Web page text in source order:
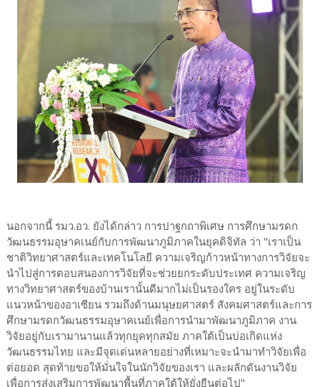
นอกจากนี้ รมว.อว. ยังได้กล่าว การปาฐกถาพิเศษ การศึกษามรดก
วัฒนธรรมอุษาคเนย์กับการพัฒนาภูมิภาคในยุคดิจิทัล ว่า "เราเป็น
ชาติวิทยาศาสตร์และเทคโนโลยี ความเจริญก้าวหน้าทางการวิจัยจะ
นำไปสู่การตอบสนองการวิจัยที่จะช่วยยกระดับประเทศ ความเจริญ
ทางวิทยาศาสตร์ของบ้านเรานั้นดีมากไม่เป็นรองใคร อยู่ในระดับ
แนวหน้าของอาเซียน รวมถึงด้านมนุษยศาสตร์ สังคมศาสตร์และการ
ศึกษามรดกวัฒนธรรมอุษาคเนย์เพื่อการนำมาพัฒนาภูมิภาค งาน
วิจัยอยู่กับเรามานานแล้วทุกยุคทุกสมัย ภาคใต้เป็นบ่อเกิดแห่ง
วัฒนธรรมไทย และมีจุดเด่นหลายอย่างที่เหมาะจะนำมาทำวิจัยเพื่อ
ต่อยอด สุดท้ายขอให้มั่นใจในนักวิจัยของเรา และผลักดันงานวิจัย
เพื่อการส่งเสริมการพัฒนาพื้นที่ภาคใต้ให้ยั่งยืนต่อไป"